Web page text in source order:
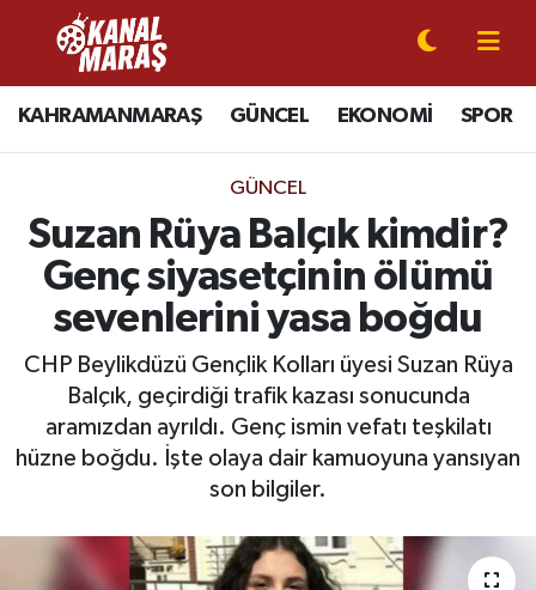
KAHRAMANMARAŞ GÜNCEL EKONOMİ SPOR
GÜNCEL
Suzan Rüya Balçık kimdir?
Genç siyasetçinin ölümü
sevenlerini yasa boğdu
CHP Beylikdüzü Gençlik Kolları üyesi Suzan Rüya
Balçık, geçirdiği trafik kazası sonucunda
aramızdan ayrıldı. Genç ismin vefatı teşkilatı
hüzne boğdu. İşte olaya dair kamuoyuna yansıyan
son bilgiler.
CANLI YAYIN
KAHRAMANMARAŞ
SPOR
SİYASET
EKONOMİ
GÜNDEM
SAĞLIK
Kahramanmaraş Nöbetçi Eczaneler
Kahramanmaraş Hava Durumu
Kahramanmaraş Trafik Yoğunluk Haritası
Süper Lig Puan Durumu ve Fikstür
Tüm Manşetler
Son Dakika Haberleri